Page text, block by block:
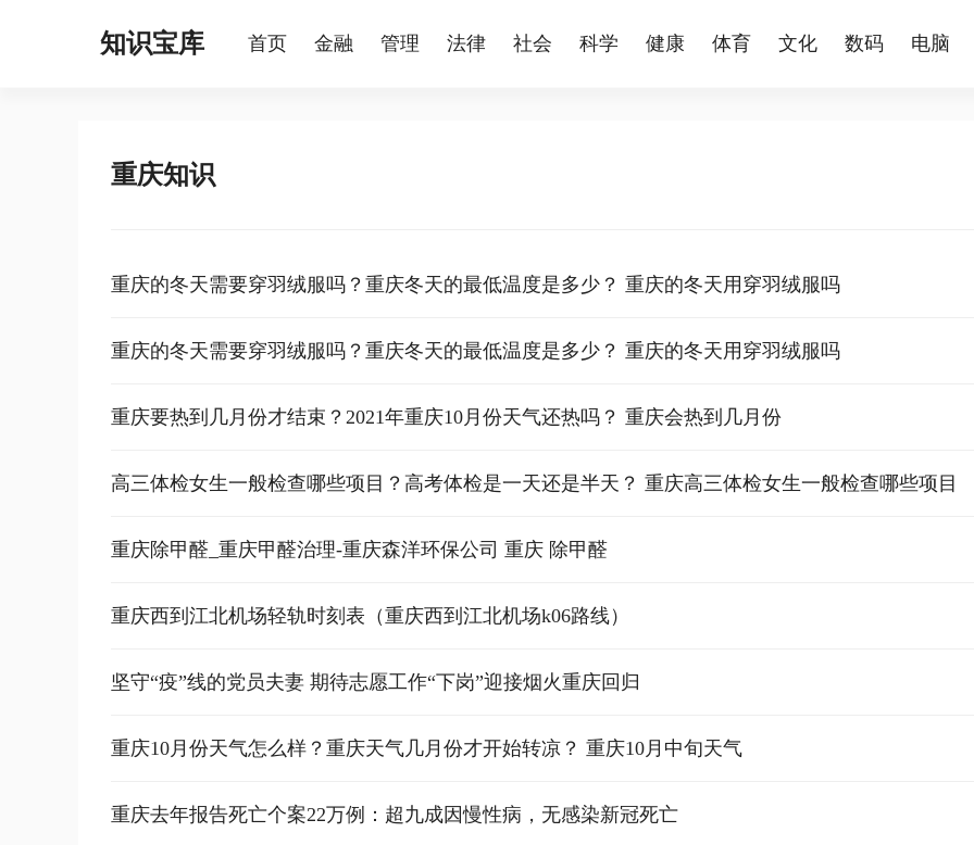
知识宝库 首页 金融 管理 法律 社会 科学 健康 体育 文化 数码 电脑
重庆知识
重庆的冬天需要穿羽绒服吗？重庆冬天的最低温度是多少？ 重庆的冬天用穿羽绒服吗
重庆的冬天需要穿羽绒服吗？重庆冬天的最低温度是多少？ 重庆的冬天用穿羽绒服吗
重庆要热到几月份才结束？2021年重庆10月份天气还热吗？ 重庆会热到几月份
高三体检女生一般检查哪些项目？高考体检是一天还是半天？ 重庆高三体检女生一般检查哪些项目
重庆除甲醛_重庆甲醛治理-重庆森洋环保公司 重庆 除甲醛
重庆西到江北机场轻轨时刻表（重庆西到江北机场k06路线）
坚守“疫”线的党员夫妻 期待志愿工作“下岗”迎接烟火重庆回归
重庆10月份天气怎么样？重庆天气几月份才开始转凉？ 重庆10月中旬天气
重庆去年报告死亡个案22万例：超九成因慢性病，无感染新冠死亡